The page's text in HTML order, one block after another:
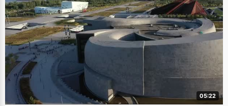
05:22